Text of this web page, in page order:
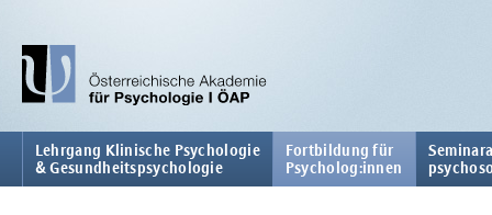
Lehrgang Klinische Psychologie
& Gesundheitspsychologie
Fortbildung für
Psycholog:innen